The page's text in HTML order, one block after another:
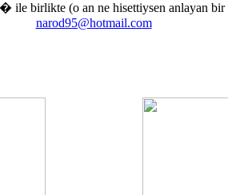
birlikte (o an ne hisettiysen anlayan
narod95@hotmail.com